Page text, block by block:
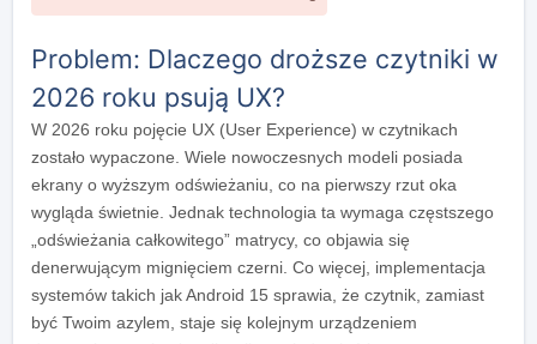
Problem: Dlaczego droższe czytniki w
2026 roku psują UX?
W 2026 roku pojęcie UX (User Experience) w czytnikach
zostało wypaczone. Wiele nowoczesnych modeli posiada
ekrany o wyższym odświeżaniu, co na pierwszy rzut oka
wygląda świetnie. Jednak technologia ta wymaga częstszego
„odświeżania całkowitego” matrycy, co objawia się
denerwującym mignięciem czerni. Co więcej, implementacja
systemów takich jak Android 15 sprawia, że czytnik, zamiast
być Twoim azylem, staje się kolejnym urządzeniem